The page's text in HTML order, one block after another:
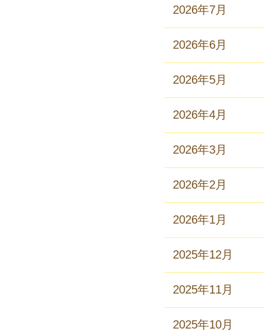
2026年7月
2026年6月
2026年5月
2026年4月
2026年3月
2026年2月
2026年1月
2025年12月
2025年11月
2025年10月